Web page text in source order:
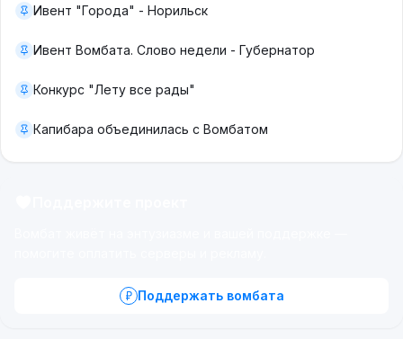
Ивент "Города" - Норильск
Ивент Вомбата. Слово недели - Губернатор
Конкурс "Лету все рады"
Капибара объединилась с Вомбатом
Поддержать вомбата